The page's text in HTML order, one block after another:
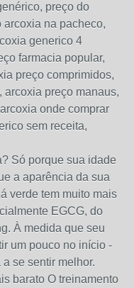
preço do
na pacheco,
generico 4
farmacia popular,
preço comprimidos,
arcoxia preço manaus,
onde comprar
sem receita,
Só porque sua idade
a aparência da sua
verde tem muito mais
EGCG, do
À medida que seu
um pouco no início -
se sentir melhor.
barato O treinamento